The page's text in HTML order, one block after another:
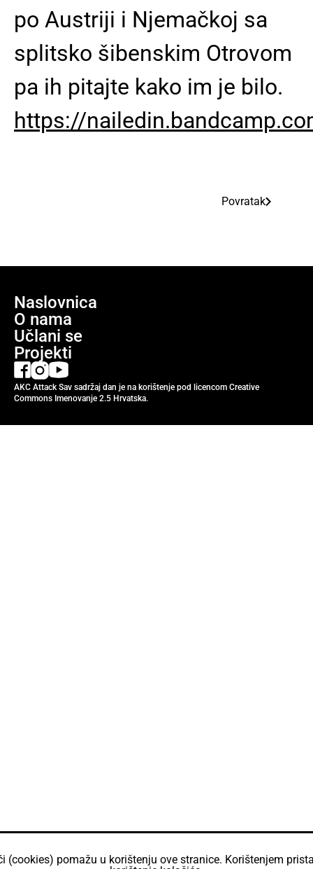
po Austriji i Njemačkoj sa
splitsko šibenskim Otrovom
pa ih pitajte kako im je bilo.
https://
Povratak
Naslovnica
O nama
Učlani se
Projekti
AKC Attack Sav sadržaj dan je na korištenje pod licencom Creative
Commons Imenovanje 2.5 Hrvatska.
(cookies) pomažu u korištenju ove stranice. Korištenjem